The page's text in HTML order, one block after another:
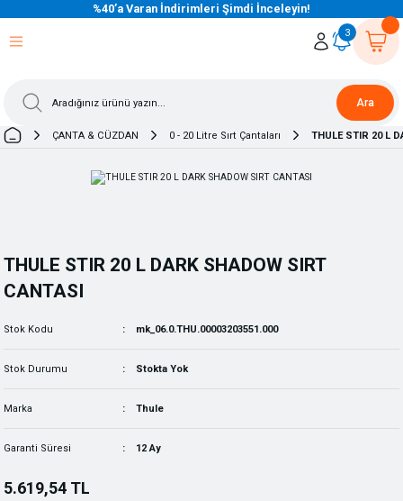
%40’a Varan İndirimleri Şimdi İnceleyin!
Ara
3
ÇANTA & CÜZDAN 0 - 20 Litre Sırt Çantaları THULE STIR 20 L
THULE STIR 20 L DARK SHADOW SIRT
CANTASI
Stok Kodu mk_06.0.THU.00003203551.000
Stok Durumu Stokta Yok
Marka Thule
Garanti Süresi 12 Ay
5.619,54 TL